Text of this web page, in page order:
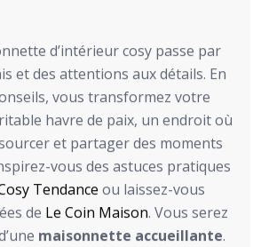
d’intérieur cosy passe par
et des attentions aux détails. En
vous transformez votre
havre de paix, un endroit où
et partager des moments
vous des astuces pratiques
Tendance ou laissez-vous
de Le Coin Maison. Vous serez
maisonnette accueillante.